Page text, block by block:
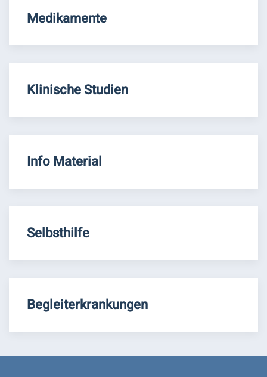
Medikamente
Klinische Studien
Info Material
Selbsthilfe
Begleiterkrankungen